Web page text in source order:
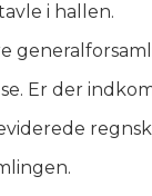
i hallen.
Er der